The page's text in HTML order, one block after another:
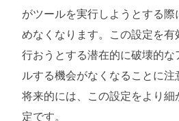
がツールを実行しようとする
めなくなります。この設定を
行おうとする潜在的に破壊的
ルする機会がなくなることに注
将来的には、この設定をより
定です。